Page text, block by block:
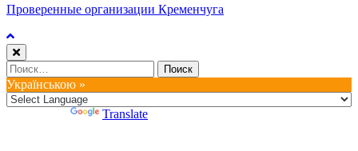
Проверенные организации Кременчуга
Найти:
Українською »
Translate